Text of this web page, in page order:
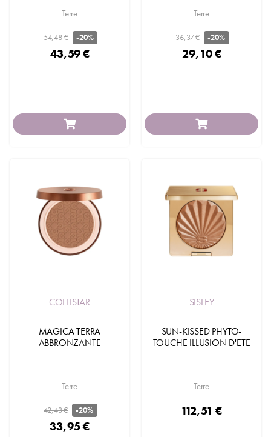
Terre
54,48 € -20%
43,59 €
Terre
36,37 € -20%
29,10 €
COLLISTAR
MAGICA TERRA
ABBRONZANTE
Terre
42,43 € -20%
33,95 €
SISLEY
SUN-KISSED PHYTO-
TOUCHE ILLUSION D'ETE
Terre
112,51 €